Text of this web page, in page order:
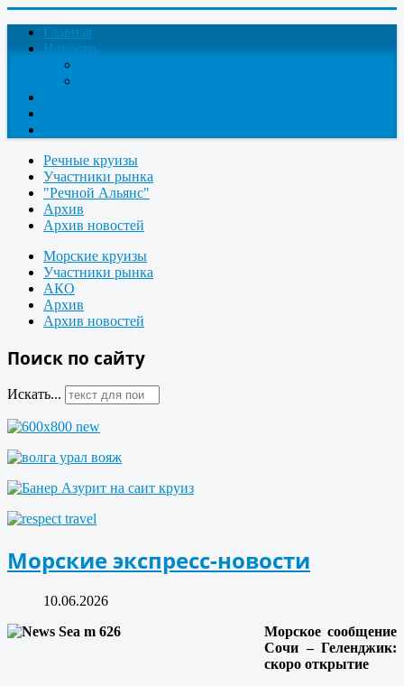
Главная
Новости
Речные круизы
Участники рынка
"Речной Альянс"
Архив
Архив новостей
Морские круизы
Участники рынка
АКО
Архив
Архив новостей
Поиск по сайту
Искать...
Морские экспресс-новости
10.06.2026
Морское сообщение
Сочи – Геленджик:
скоро открытие